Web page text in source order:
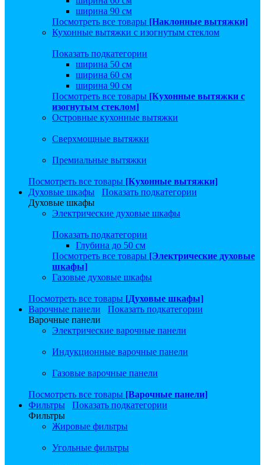
ширина 90 см
Посмотреть все товары [Наклонные вытяжки]
Кухонные вытяжки с изогнутым стеклом
Показать подкатегории
ширина 50 см
ширина 60 см
ширина 90 см
Посмотреть все товары [Кухонные вытяжки с
изогнутым стеклом]
Островные кухонные вытяжки
Сверхмощные вытяжки
Премиальные вытяжки
Посмотреть все товары [Кухонные вытяжки]
Духовые шкафы
Показать подкатегории
Духовые шкафы
Электрические духовые шкафы
Показать подкатегории
Глубина до 50 см
Посмотреть все товары [Электрические духовые
шкафы]
Газовые духовые шкафы
Посмотреть все товары [Духовые шкафы]
Варочные панели
Показать подкатегории
Варочные панели
Электрические варочные панели
Индукционные варочные панели
Газовые варочные панели
Посмотреть все товары [Варочные панели]
Фильтры
Показать подкатегории
Фильтры
Жировые фильтры
Угольные фильтры